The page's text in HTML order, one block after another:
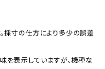
採寸の仕方により多少の誤差
表示していますが、機種な